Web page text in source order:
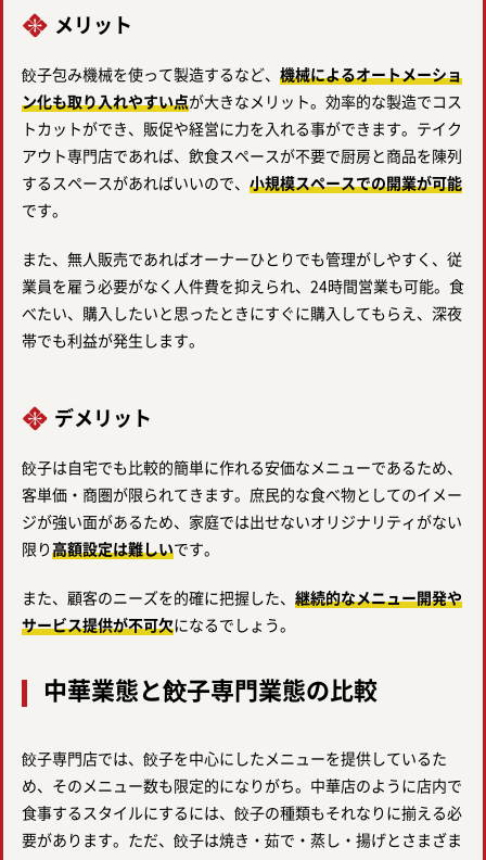
メリット
餃子包み機械を使って製造するなど、 機械によるオートメーショ
ン化も取り入れやすい点が大きなメリット。効率的な製造でコス
トカットができ、販促や経営に力を入れる事ができます。テイク
アウト専門店であれば、飲食スペースが不要で厨房と商品を陳列
するスペースがあればいいので、 小規模スペースでの開業が可能
です。
また、無人販売であればオーナーひとりでも管理がしやすく、従
業員を雇う必要がなく人件費を抑えられ、24時間営業も可能。食
べたい、購入したいと思ったときにすぐに購入してもらえ、深夜
帯でも利益が発生します。
デメリット
餃子は自宅でも比較的簡単に作れる安価なメニューであるため、
客単価・商圏が限られてきます。庶民的な食べ物としてのイメー
ジが強い面があるため、家庭では出せないオリジナリティがない
限り高額設定は難しいです。
また、顧客のニーズを的確に把握した、 継続的なメニュー開発や
サービス提供が不可欠になるでしょう。
中華業態と餃子専門業態の比較
餃子専門店では、餃子を中心にしたメニューを提供しているた
め、そのメニュー数も限定的になりがち。中華店のように店内で
食事するスタイルにするには、餃子の種類もそれなりに揃える必
要があります。ただ、餃子は焼き・茹で・蒸し・揚げとさまざま